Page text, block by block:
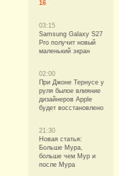
16
03:15
Samsung Galaxy S27
Pro получит новый
маленький экран
02:00
При Джоне Тернусе у
руля былое влияние
дизайнеров Apple
будет восстановлено
21:30
Новая статья:
Больше Мура,
больше чем Мур и
после Мура